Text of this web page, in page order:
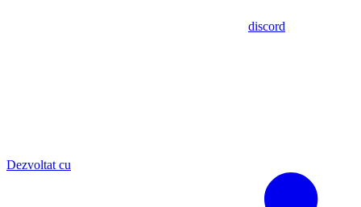
discord
Dezvoltat cu